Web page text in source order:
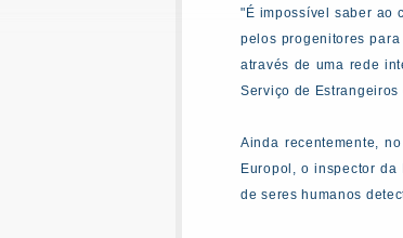
"É impossível saber ao
pelos progenitores
através de uma rede
Serviço de Estrangeiros
Ainda recentemente,
Europol, o inspector
de seres humanos